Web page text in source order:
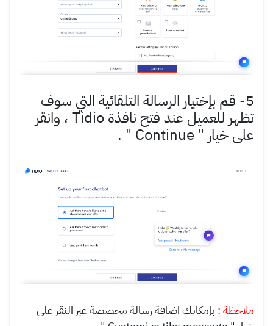
5- قم بإختيار الرسالة التلقائية التي سوف
تظهر للعميل عند فتح نافذة Tidio ، وانقر
على خيار " Continue
" .
ملاحظة : بإمكانك اضافة رسالة مخصصة عبر النقر على